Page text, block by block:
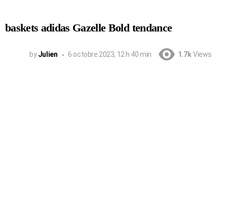
baskets adidas Gazelle Bold tendance
by Julien 6 octobre 2023, 12 h 40 min 1.7k Views